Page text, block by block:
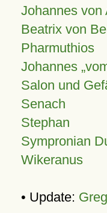
Johannes von
Beatrix von
Pharmuthios
Johannes
Salon und
Senach
Stephan
Sympronian
Wikeranus
• Update: